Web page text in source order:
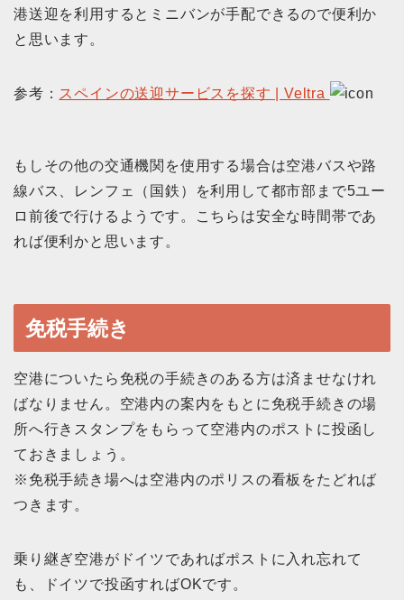
港送迎を利用するとミニバンが手配できるので便利か
と思います。
参考： スペインの送迎サービスを探す | Veltra
もしその他の交通機関を使用する場合は空港バスや路
線バス、レンフェ（国鉄）を利用して都市部まで5ユー
ロ前後で行けるようです。こちらは安全な時間帯であ
れば便利かと思います。
免税手続き
空港についたら免税の手続きのある方は済ませなけれ
ばなりません。空港内の案内をもとに免税手続きの場
所へ行きスタンプをもらって空港内のポストに投函し
ておきましょう。
※免税手続き場へは空港内のポリスの看板をたどれば
つきます。
乗り継ぎ空港がドイツであればポストに入れ忘れて
も、ドイツで投函すればOKです。